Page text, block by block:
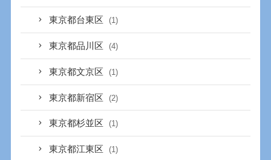
東京都台東区 (1)
東京都品川区 (4)
東京都文京区 (1)
東京都新宿区 (2)
東京都杉並区 (1)
東京都江東区 (1)